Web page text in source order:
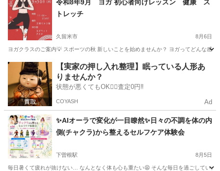
令和8年9月 ヨガ 初心者向けレッスン 健康 ス
トレッチ
久留米市 8月6日
ヨガクラスのご案内💡 スポーツの秋 新しいことを始めませんか？ ヨガってどんな感
福岡 久留米市 ヨガ 料金
【実家の押し入れ整理】眠っている人形あ
りませんか？
状態が悪くてもOK🙆‍♀️査定0円‼️
COYASH Ad
✨AIオーラで変化が一目瞭然✨日々の不調を体の内
側(チャクラ)から整えるセルフケア体験会
下曽根駅 8月5日
毎日暑くて疲れが抜けない… なんとなく体も心も重たい😫 そんな毎日を過ごしてい